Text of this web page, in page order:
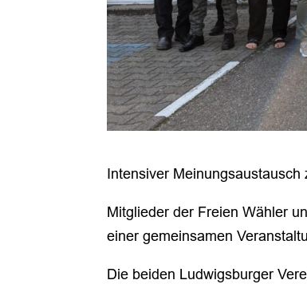
Intensiver
Mitglieder der Freien Wähler
einer gemeinsamen
Die beiden Ludwigsburger